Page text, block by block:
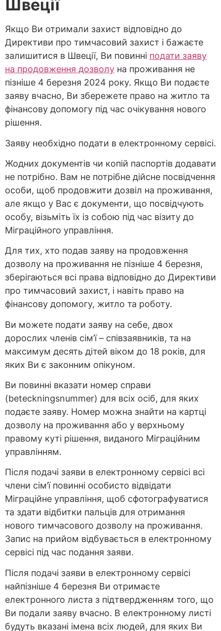
Швеції
Якщо Ви отримали захист відповідно до
Директиви про тимчасовий захист і бажаєте
залишитися в Швеції, Ви повинні подати заяву
на продовження дозволу на проживання не
пізніше 4 березня 2024 року. Якщо Ви подаєте
заяву вчасно, Ви збережете право на житло та
фінансову допомогу під час очікування нового
рішення.
Заяву необхідно подати в електронному сервісі.
Жодних документів чи копій паспортів додавати
не потрібно. Вам не потрібне дійсне посвідчення
особи, щоб продовжити дозвіл на проживання,
але якщо у Вас є документи, що посвідчують
особу, візьміть їх із собою під час візиту до
Міграційного управління.
Для тих, хто подав заяву на продовження
дозволу на проживання не пізніше 4 березня,
зберігаються всі права відповідно до Директиви
про тимчасовий захист, і навіть право на
фінансову допомогу, житло та роботу.
Ви можете подати заяву на себе, двох
дорослих членів сім’ї – співзаявників, та на
максимум десять дітей віком до 18 років, для
яких Ви є законним опікуном.
Ви повинні вказати номер справи
(beteckningsnummer) для всіх осіб, для яких
подаєте заяву. Номер можна знайти на картці
дозволу на проживання або у верхньому
правому куті рішення, виданого Міграційним
управлінням.
Після подачі заяви в електронному сервісі всі
члени сім’ї повинні особисто відвідати
Міграційне управління, щоб сфотографуватися
та здати відбитки пальців для отримання
нового тимчасового дозволу на проживання.
Запис на прийом відбувається в електронному
сервісі під час подання заяви.
Після подачі заяви в електронному сервісі
найпізніше 4 березня Ви отримаєте
електронного листа з підтвердженням того, що
Ви подали заяву вчасно. В електронному листі
будуть вказані імена всіх людей, для яких Ви